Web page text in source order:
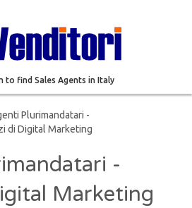
to find Sales Agents in Italy
-
Marketing